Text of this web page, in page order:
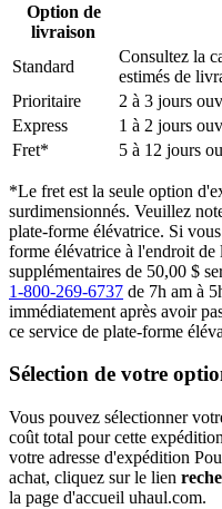
Option de
livraison
Standard
Consultez la
estimés de
Prioritaire
2 à 3 jours
Express
1 à 2 jours
Fret*
5 à 12 jours
*Le fret est la seule option
surdimensionnés. Veuillez
plate-forme élévatrice. Si
forme élévatrice à l'endroit
supplémentaires de 50,00 $
1-800-269-6737 de 7h am à
immédiatement après avoir
ce service de plate-forme
Sélection de votre
Vous pouvez sélectionner
coût total pour cette
votre adresse d'expédition
achat, cliquez sur le lien
la page d'accueil uhaul.com.